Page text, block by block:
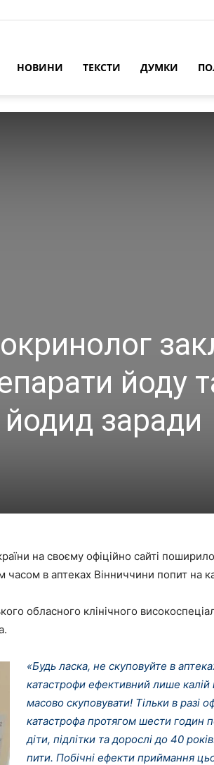
НОВИНИ ТЕКСТИ ДУМКИ
йоду
заради
на своєму офіційно сайті
часом в аптеках Вінниччини попит на
обласного клінічного
«Будь ласка, не скуповуйте в
катастрофи ефективний лише калій
масово скуповувати! Тільки в разі
катастрофа протягом шести годин
діти, підлітки та дорослі до 40
пити. Побічні ефекти приймання